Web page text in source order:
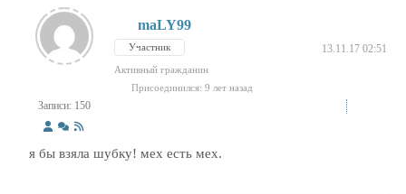
Записи: 150
maLY99
Участник 13.11.17 02:51
Активный гражданин
Присоединился: 9 лет назад
я бы взяла шубку! мех есть мех.